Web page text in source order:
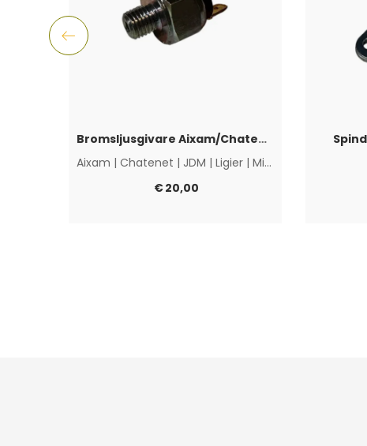
Bromsljusgivare Aixam/Chatenet/Grecav/JDM/Ligier
Aixam | Chatenet | JDM | Ligier | Microcar
€20,00